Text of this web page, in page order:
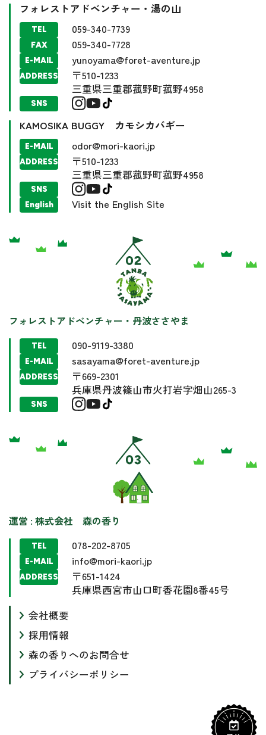
フォレストアドベンチャー・湯の山
TEL 059-340-7739
FAX 059-340-7728
E-MAIL yunoyama@foret-aventure.jp
ADDRESS
〒510-1233
三重県三重郡菰野町菰野4958
SNS
KAMOSIKA BUGGY カモシカバギー
E-MAIL odor@mori-kaori.jp
ADDRESS
〒510-1233
三重県三重郡菰野町菰野4958
SNS
English
Visit the English Site
フォレストアドベンチャー・丹波ささやま
TEL 090-9119-3380
E-MAIL sasayama@foret-aventure.jp
ADDRESS
〒669-2301
兵庫県丹波篠山市火打岩字畑山265-3
SNS
運営 : 株式会社 森の香り
TEL 078-202-8705
E-MAIL info@mori-kaori.jp
ADDRESS
〒651-1424
兵庫県西宮市山口町香花園8番45号
会社概要
採用情報
森の香りへのお問合せ
プライバシーポリシー